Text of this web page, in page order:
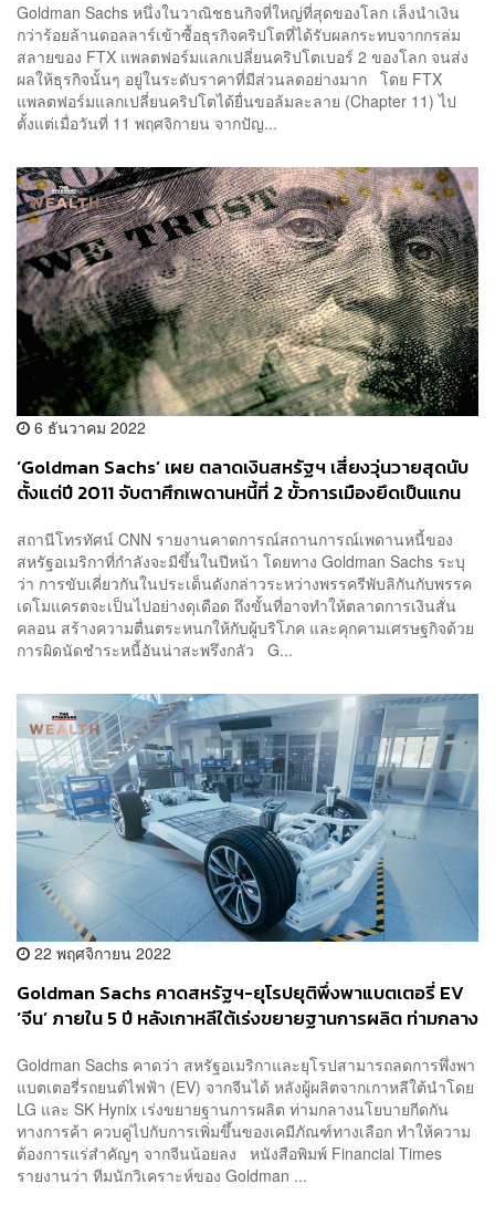
Goldman Sachs หนึ่งในวาณิชธนกิจที่ใหญ่ที่สุดของโลก เล็งนำเงิน
กว่าร้อยล้านดอลลาร์เข้าซื้อธุรกิจคริปโตที่ได้รับผลกระทบจากกรล่ม
สลายของ FTX แพลตฟอร์มแลกเปลี่ยนคริปโตเบอร์ 2 ของโลก จนส่ง
ผลให้ธุรกิจนั้นๆ อยู่ในระดับราคาที่มีส่วนลดอย่างมาก โดย FTX
แพลตฟอร์มแลกเปลี่ยนคริปโตได้ยื่นขอล้มละลาย (Chapter 11) ไป
ตั้งแต่เมื่อวันที่ 11 พฤศจิกายน จากปัญ...
6 ธันวาคม 2022
‘Goldman Sachs’ เผย ตลาดเงินสหรัฐฯ เสี่ยงวุ่นวายสุดนับ
ตั้งแต่ปี 2011 จับตาศึกเพดานหนี้ที่ 2 ขั้วการเมืองยึดเป็นแกน
สถานีโทรทัศน์ CNN รายงานคาดการณ์สถานการณ์เพดานหนี้ของ
สหรัฐอเมริกาที่กำลังจะมีขึ้นในปีหน้า โดยทาง Goldman Sachs ระบุ
ว่า การขับเคี่ยวกันในประเด็นดังกล่าวระหว่างพรรครีพับลิกันกับพรรค
เดโมแครตจะเป็นไปอย่างดุเดือด ถึงขั้นที่อาจทำให้ตลาดการเงินสั่น
คลอน สร้างความตื่นตระหนกให้กับผู้บริโภค และคุกคามเศรษฐกิจด้วย
การผิดนัดชำระหนี้อันน่าสะพรึงกลัว G...
22 พฤศจิกายน 2022
Goldman Sachs คาดสหรัฐฯ-ยุโรปยุติพึ่งพาแบตเตอรี่ EV
‘จีน’ ภายใน 5 ปี หลังเกาหลีใต้เร่งขยายฐานการผลิต ท่ามกลาง
Goldman Sachs คาดว่า สหรัฐอเมริกาและยุโรปสามารถลดการพึ่งพา
แบตเตอรี่รถยนต์ไฟฟ้า (EV) จากจีนได้ หลังผู้ผลิตจากเกาหลีใต้นำโดย
LG และ SK Hynix เร่งขยายฐานการผลิต ท่ามกลางนโยบายกีดกัน
ทางการค้า ควบคู่ไปกับการเพิ่มขึ้นของเคมีภัณฑ์ทางเลือก ทำให้ความ
ต้องการแร่สำคัญๆ จากจีนน้อยลง หนังสือพิมพ์ Financial Times
รายงานว่า ทีมนักวิเคราะห์ของ Goldman ...